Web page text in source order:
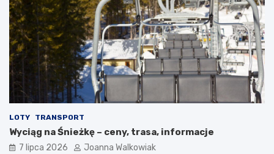
LOTY TRANSPORT
Wyciąg na Śnieżkę – ceny, trasa, informacje
7 lipca 2026 Joanna Walkowiak